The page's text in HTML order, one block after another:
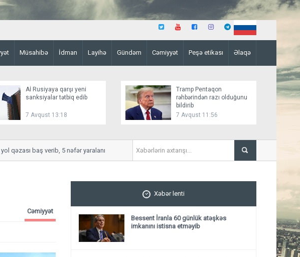
Müsahibə İdman Layihə Gündəm Cəmiyyət Peşə etikası Əlaqə
Aİ Rusiyaya qarşı yeni
sanksiyalar tətbiq edib
7 Avqust 13:18
Tramp Pentaqon
rəhbərindən razı olduğunu
bildirib
7 Avqust 11:56
qəzası baş verib, 5 nəfər yaralanıb
Mirziyoyev və Tramp
ediblər
Cəmiyyət
Xəbər lenti
Bessent İranla 60 günlük atəşkəs
imkanını istisna etməyib